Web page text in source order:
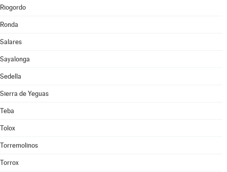
Riogordo
Ronda
Salares
Sayalonga
Sedella
Sierra de Yeguas
Teba
Tolox
Torremolinos
Torrox